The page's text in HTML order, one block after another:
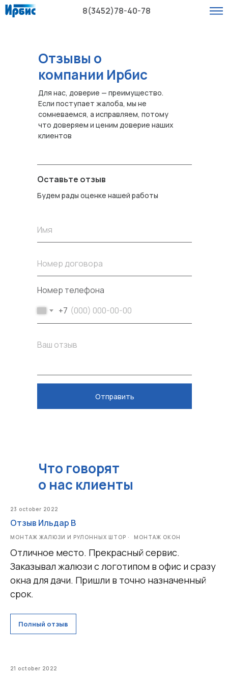
8(3452)78-40-78
Отзывы о
компании Ирбис
Для нас, доверие — преимущество.
Если поступает жалоба, мы не
сомневаемся, а исправляем, потому
что доверяем и ценим доверие наших
клиентов
Имя
Номер договора
Номер телефона
+7
Ваш отзыв
Отправить
Оставьте отзыв
Будем рады оценке нашей работы
Что говорят
о нас клиенты
23 october 2022
Отзыв Ильдар В
МОНТАЖ ЖАЛЮЗИ И РУЛОННЫХ ШТОР МОНТАЖ ОКОН
Отличное место. Прекрасный сервис.
Заказывал жалюзи с логотипом в офис и сразу
окна для дачи. Пришли в точно назначенный
срок.
Полный отзыв
21 october 2022